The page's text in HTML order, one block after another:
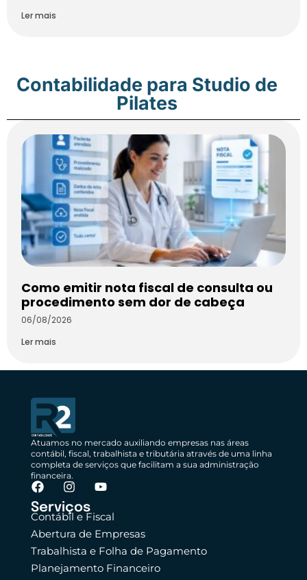
Ler mais
Contabilidade para Studio de
Pilates
Como emitir nota fiscal de consulta ou
procedimento sem dor de cabeça
06/08/2026
Ler mais
Atuamos no mercado auxiliando empresas nas áreas
contábil, fiscal, trabalhista e tributária através de uma linha
completa de serviços que facilitam a sua administração
financeira.
Serviços
Contábil e Fiscal
Abertura de Empresas
Trabalhista e Folha de Pagamento
Planejamento Financeiro